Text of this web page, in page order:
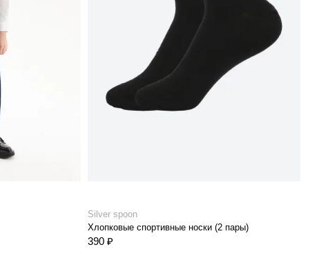
Silver spoon
Хлопковые спортивные носки (2 пары)
390 ₽